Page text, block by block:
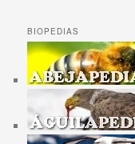
BIOPEDIAS